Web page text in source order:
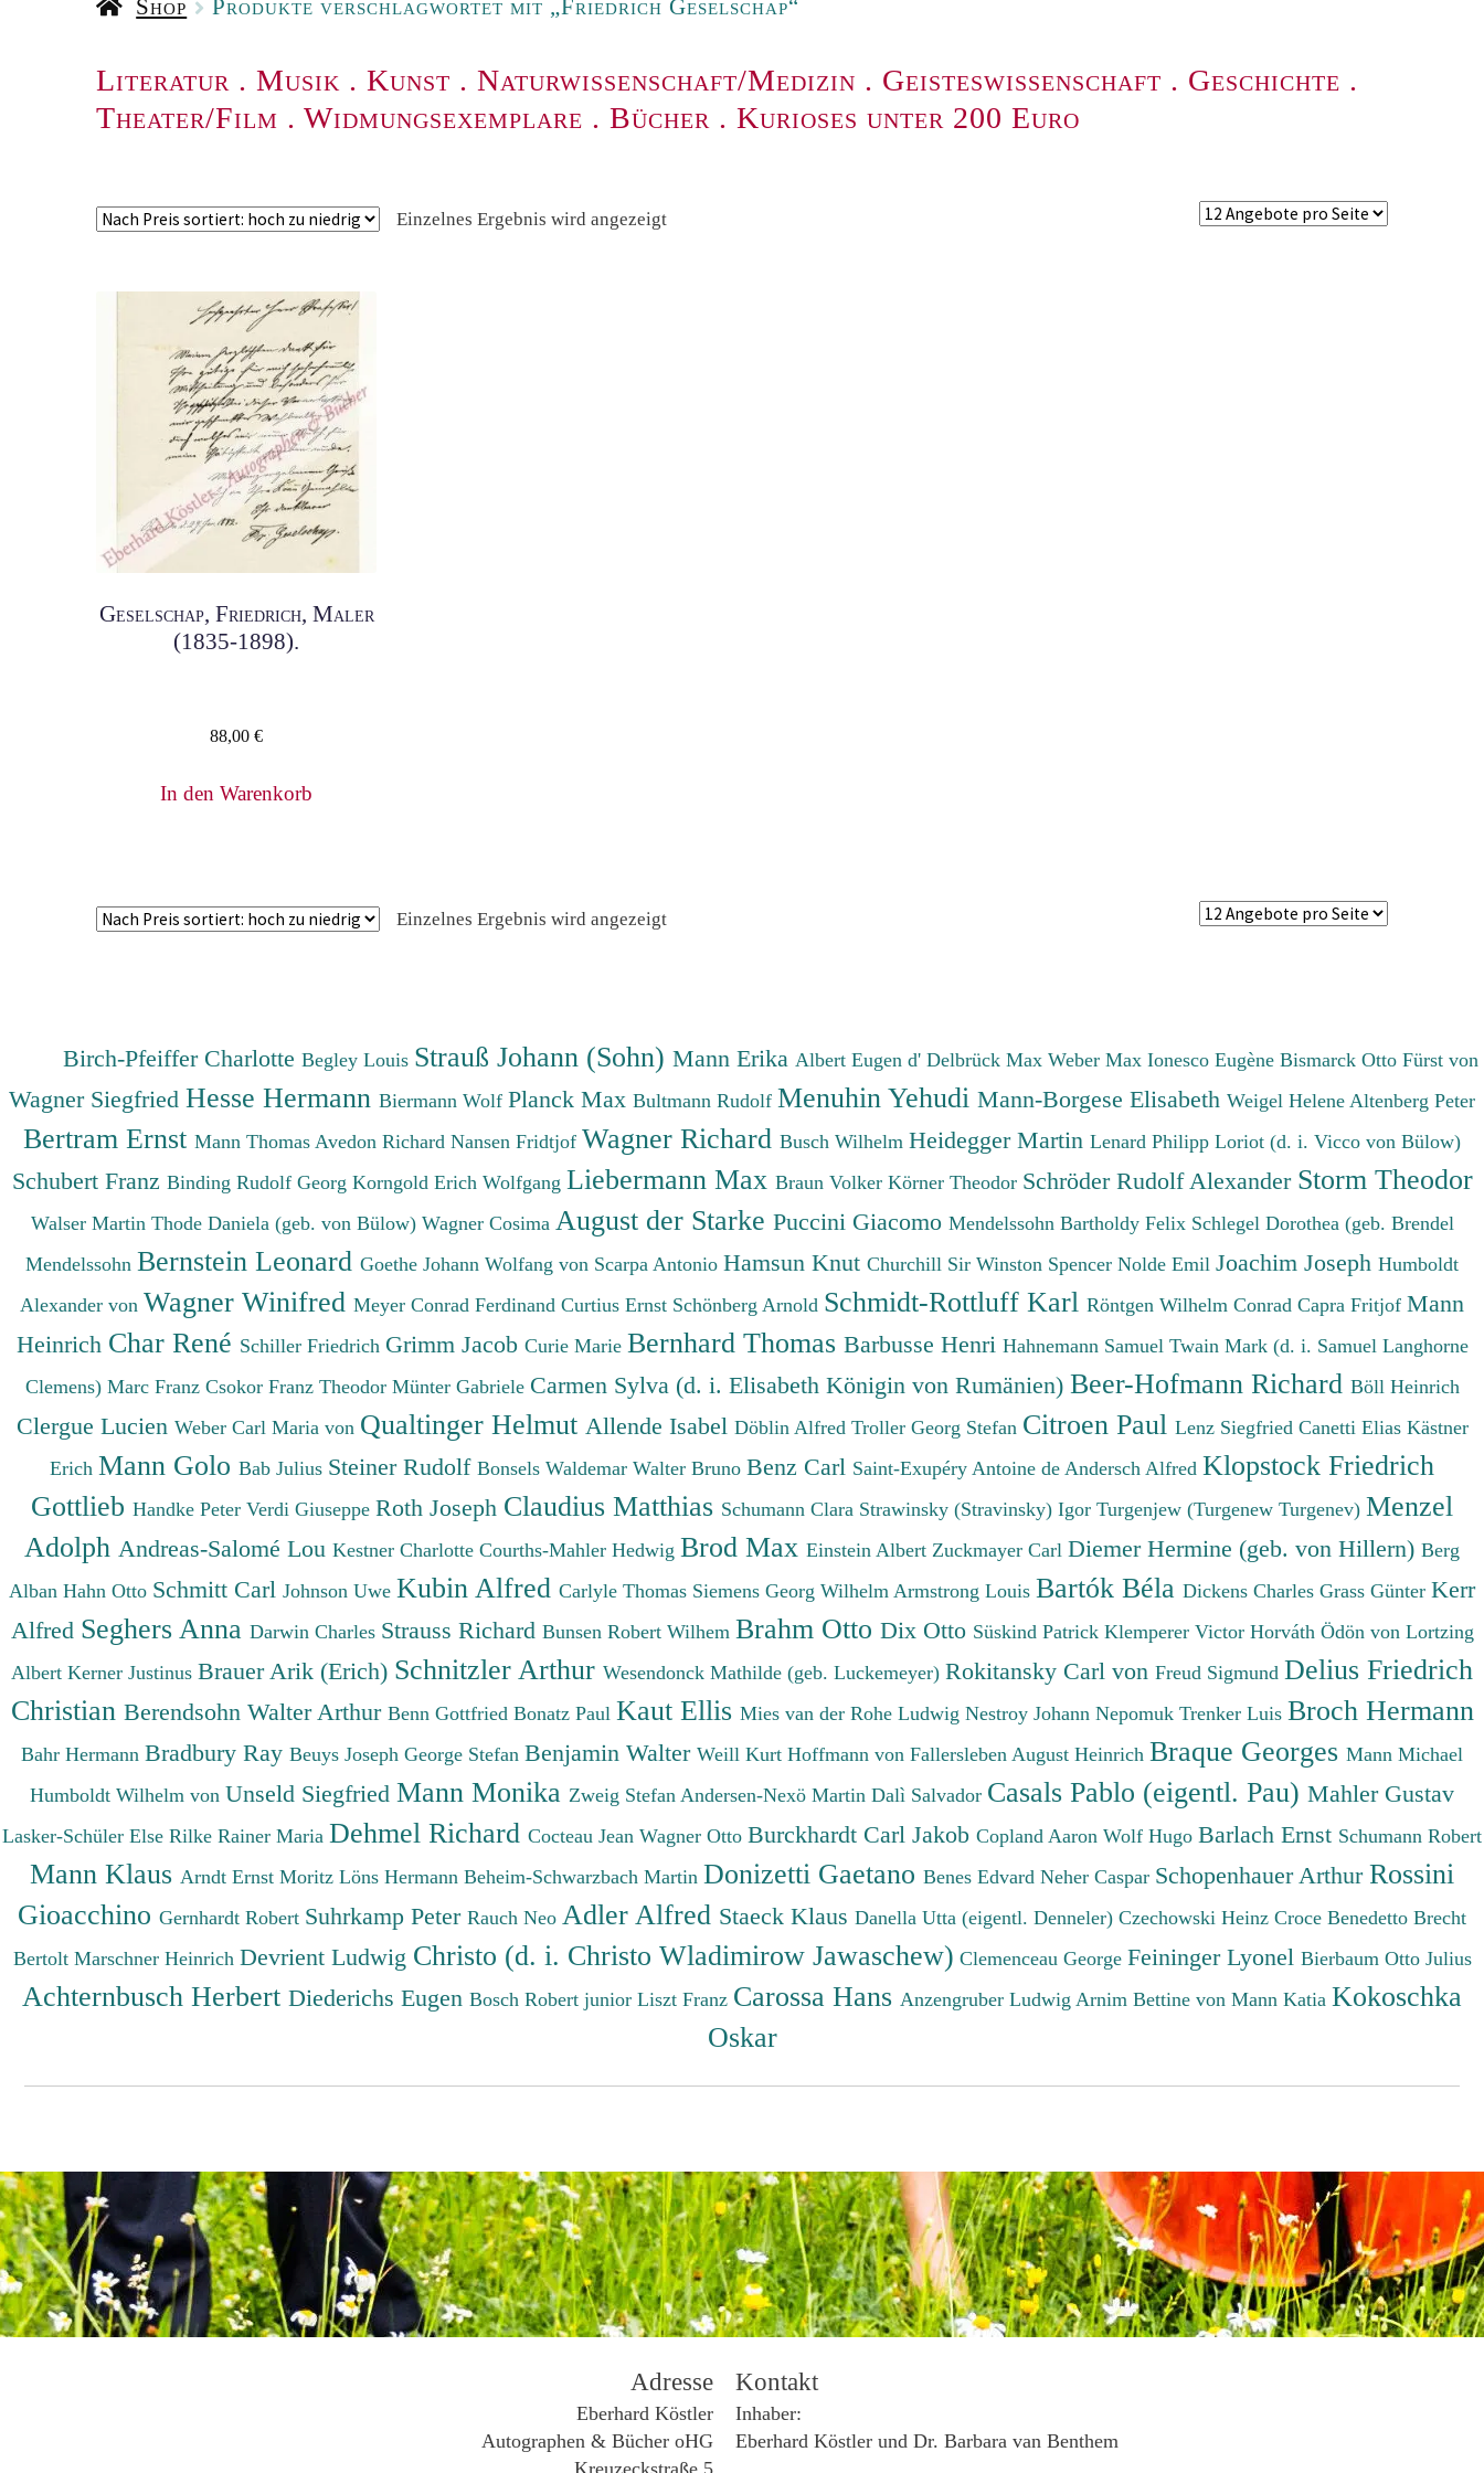
Shop Produkte verschlagwortet mit „Friedrich Geselschap“
Literatur . Musik . Kunst . Naturwissenschaft/Medizin . Geisteswissenschaft . Geschichte .
Theater/Film . Widmungsexemplare . Bücher . Kurioses unter 200 Euro
Einzelnes Ergebnis wird angezeigt
Geselschap, Friedrich, Maler
(1835-1898).
88,00€
In den Warenkorb
Einzelnes Ergebnis wird angezeigt
Birch-Pfeiffer CharlotteBegley Louis Strauß Johann (Sohn)Mann Erika Albert Eugen d'Delbrück MaxWeber MaxIonesco EugèneBismarck Otto Fürst von
Wagner Siegfried Hesse Hermann Biermann Wolf Planck Max Bultmann Rudolf Menuhin Yehudi Mann-Borgese Elisabeth Weigel Helene Altenberg Peter
Bertram Ernst Mann Thomas Avedon Richard Nansen Fridtjof Wagner Richard Busch Wilhelm Heidegger Martin Lenard Philipp Loriot (d. i. Vicco von Bülow)
Schubert Franz Binding Rudolf Georg Korngold Erich Wolfgang Liebermann Max Braun Volker Körner Theodor Schröder Rudolf Alexander Storm Theodor
Walser Martin Thode Daniela (geb. von Bülow) Wagner Cosima August der Starke Puccini Giacomo Mendelssohn Bartholdy Felix Schlegel Dorothea (geb. Brendel
Mendelssohn Bernstein Leonard Goethe Johann Wolfang von Scarpa Antonio Hamsun Knut Churchill Sir Winston Spencer Nolde Emil Joachim Joseph Humboldt
Alexander von Wagner Winifred Meyer Conrad Ferdinand Curtius Ernst Schönberg Arnold Schmidt-Rottluff Karl Röntgen Wilhelm Conrad Capra Fritjof Mann
Heinrich Char René Schiller Friedrich Grimm Jacob Curie Marie Bernhard Thomas Barbusse Henri Hahnemann Samuel Twain Mark (d. i. Samuel Langhorne
Clemens) Marc Franz Csokor Franz Theodor Münter Gabriele Carmen Sylva (d. i. Elisabeth Königin von Rumänien) Beer-Hofmann Richard Böll Heinrich
Clergue Lucien Weber Carl Maria von Qualtinger Helmut Allende Isabel Döblin Alfred Troller Georg Stefan Citroen Paul Lenz Siegfried Canetti Elias Kästner
Erich Mann Golo Bab Julius Steiner Rudolf Bonsels Waldemar Walter Bruno Benz Carl Saint-Exupéry Antoine de Andersch Alfred Klopstock Friedrich
Gottlieb Handke Peter Verdi Giuseppe Roth Joseph Claudius Matthias Schumann Clara Strawinsky (Stravinsky) Igor Turgenjew (Turgenew Turgenev) Menzel
Adolph Andreas-Salomé Lou Kestner Charlotte Courths-Mahler Hedwig Brod Max Einstein Albert Zuckmayer Carl Diemer Hermine (geb. von Hillern) Berg
Alban Hahn Otto Schmitt Carl Johnson Uwe Kubin Alfred Carlyle Thomas Siemens Georg Wilhelm Armstrong Louis Bartók Béla Dickens Charles Grass Günter Kerr
Alfred Seghers Anna Darwin Charles Strauss Richard Bunsen Robert Wilhem Brahm Otto Dix Otto Süskind Patrick Klemperer Victor Horváth Ödön von Lortzing
Albert Kerner Justinus Brauer Arik (Erich) Schnitzler Arthur Wesendonck Mathilde (geb. Luckemeyer) Rokitansky Carl von Freud Sigmund Delius Friedrich
Christian Berendsohn Walter Arthur Benn Gottfried Bonatz Paul Kaut Ellis Mies van der Rohe Ludwig Nestroy Johann Nepomuk Trenker Luis Broch Hermann
Bahr Hermann Bradbury Ray Beuys Joseph George Stefan Benjamin Walter Weill Kurt Hoffmann von Fallersleben August Heinrich Braque Georges Mann Michael
Humboldt Wilhelm von Unseld Siegfried Mann Monika Zweig Stefan Andersen-Nexö Martin Dalì Salvador Casals Pablo (eigentl. Pau) Mahler Gustav
Lasker-Schüler Else Rilke Rainer Maria Dehmel Richard Cocteau Jean Wagner Otto Burckhardt Carl Jakob Copland Aaron Wolf Hugo Barlach Ernst Schumann Robert
Mann Klaus Arndt Ernst Moritz Löns Hermann Beheim-Schwarzbach Martin Donizetti Gaetano Benes Edvard Neher Caspar Schopenhauer Arthur Rossini
Gioacchino Gernhardt Robert Suhrkamp Peter Rauch Neo Adler Alfred Staeck Klaus Danella Utta (eigentl. Denneler) Czechowski Heinz Croce Benedetto Brecht
Bertolt Marschner Heinrich Devrient Ludwig Christo (d. i. Christo Wladimirow Jawaschew) Clemenceau George Feininger Lyonel Bierbaum Otto Julius
Achternbusch Herbert Diederichs Eugen Bosch Robert junior Liszt Franz Carossa Hans Anzengruber Ludwig Arnim Bettine von Mann Katia Kokoschka
Oskar
Adresse
Eberhard Köstler
Autographen & Bücher oHG
Kontakt
Inhaber:
Eberhard Köstler und Dr. Barbara van Benthem